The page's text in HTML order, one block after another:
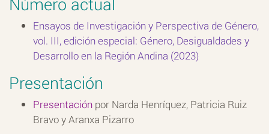
Ensayos de Investigación y Perspectiva de Género,
vol. III, edición especial: Género, Desigualdades y
Desarrollo en la Región Andina (2023)
Presentación
Presentación por Narda Henríquez, Patricia Ruiz
Bravo y Aranxa Pizarro